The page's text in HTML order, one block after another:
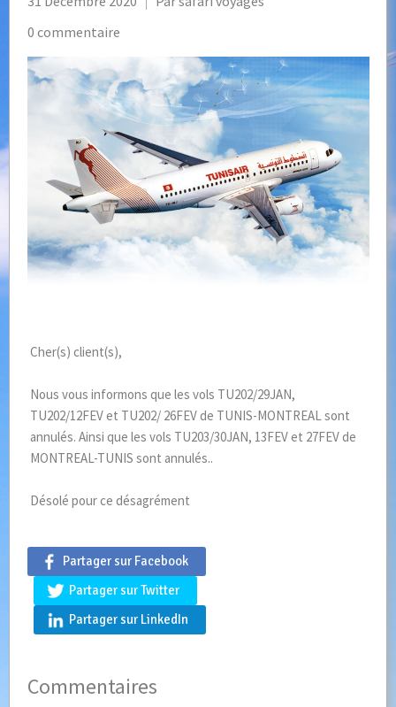
0 commentaire
Cher(s) client(s),
Nous vous informons que les vols TU202/29JAN,
TU202/12FEV et TU202/ 26FEV de TUNIS-MONTREAL sont
annulés. Ainsi que les vols TU203/30JAN, 13FEV et 27FEV de
MONTREAL-TUNIS sont annulés..
Désolé pour ce désagrément
Partager sur Facebook
Partager sur Twitter
Partager sur LinkedIn
Commentaires